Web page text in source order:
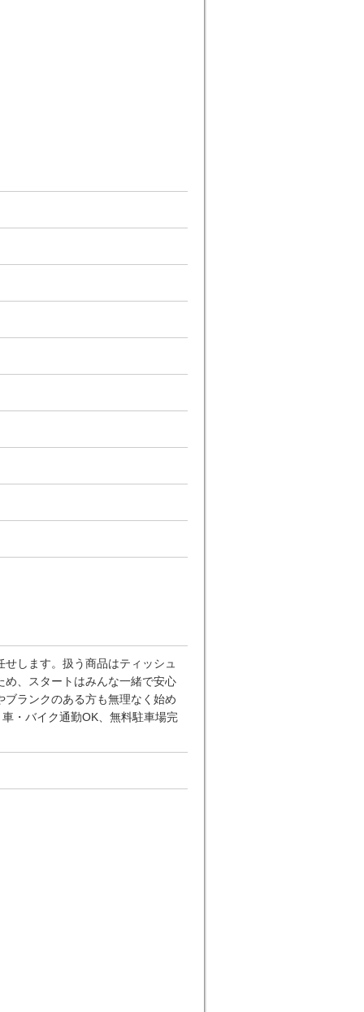
します。扱う商品はティッシュ
、スタートはみんな一緒で安心
ランクのある方も無理なく始め
・バイク通勤OK、無料駐車場完